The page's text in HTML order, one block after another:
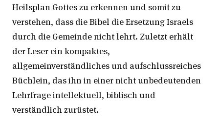
Heilsplan Gottes zu erkennen und somit zu
verstehen, dass die Bibel die Ersetzung Israels
durch die Gemeinde nicht lehrt. Zuletzt erhält
der Leser ein kompaktes,
allgemeinverständliches und aufschlussreiches
Büchlein, das ihn in einer nicht unbedeutenden
Lehrfrage intellektuell, biblisch und
verständlich zurüstet.